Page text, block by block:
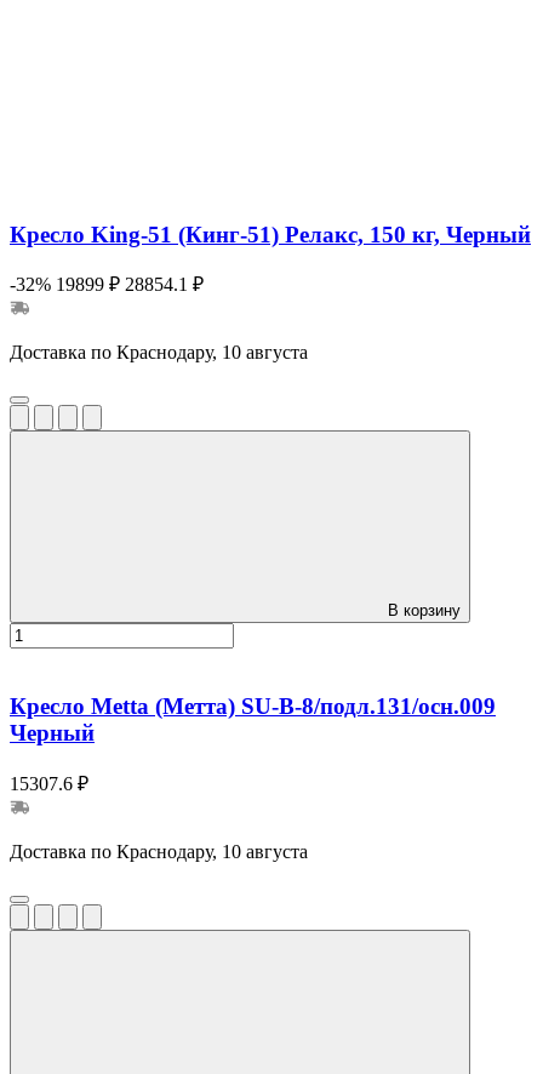
Кресло King-51 (Кинг-51) Релакс, 150 кг, Черный
-32% 19899 ₽ 28854.1 ₽
Доставка по Краснодару, 10 августа
В корзину
Кресло Metta (Метта) SU-B-8/подл.131/осн.009
Черный
15307.6 ₽
Доставка по Краснодару, 10 августа